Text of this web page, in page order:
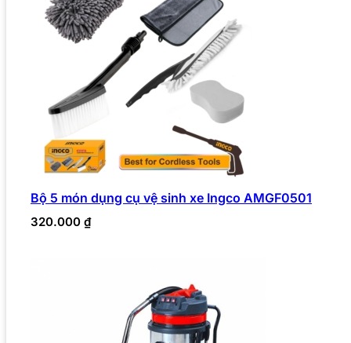
Bộ 5 món dụng cụ vệ sinh xe Ingco AMGF0501
320.000 ₫